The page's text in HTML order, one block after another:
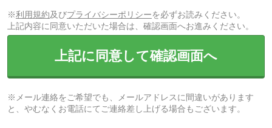
※利用規約及びプライバシーポリシーを必ずお読みください。
上記内容に同意いただいた場合は、確認画面へお進みください。
上記に同意して確認画面へ
※メール連絡をご希望でも、メールアドレスに間違いがあります
と、やむなくお電話にてご連絡差し上げる場合もございます。